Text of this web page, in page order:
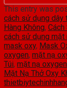
This entry was
cách sử dụng dây
Hàng Không,
cách sử dụng mặt
mask oxy, Mask
oxygen, mặt nạ
Túi, mặt nạ oxygen
Mặt Nạ Thở Oxy